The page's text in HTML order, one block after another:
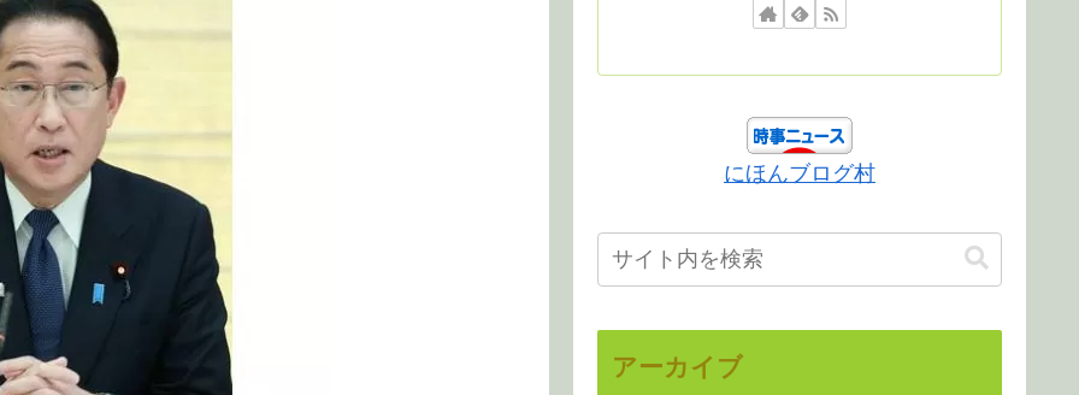
にほんブログ村
アーカイブ